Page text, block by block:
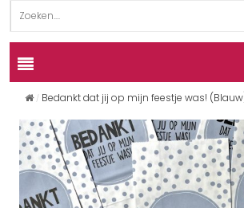
Bedankt dat jij op mijn feestje was!